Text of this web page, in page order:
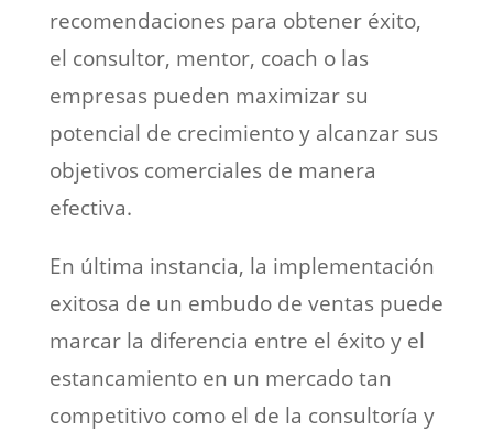
recomendaciones para obtener éxito,
el consultor, mentor, coach o las
empresas pueden maximizar su
potencial de crecimiento y alcanzar sus
objetivos comerciales de manera
efectiva.
En última instancia, la implementación
exitosa de un embudo de ventas puede
marcar la diferencia entre el éxito y el
estancamiento en un mercado tan
competitivo como el de la consultoría y